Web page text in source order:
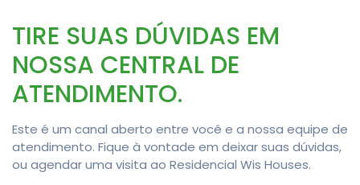
TIRE SUAS DÚVIDAS EM
NOSSA CENTRAL DE
ATENDIMENTO.
Este é um canal aberto entre você e a nossa equipe de
atendimento. Fique à vontade em deixar suas dúvidas,
ou agendar uma visita ao Residencial Wis Houses.